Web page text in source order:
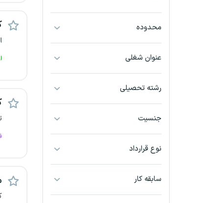
اراک
اردبیل
محدوده
عنوان شغلی
رشته تحصیلی
جنسیت
نوع قرارداد
سابقه کار